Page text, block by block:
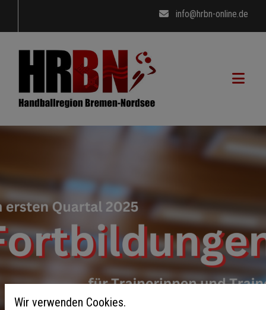
info@hrbn-online.de
Wir verwenden Cookies.